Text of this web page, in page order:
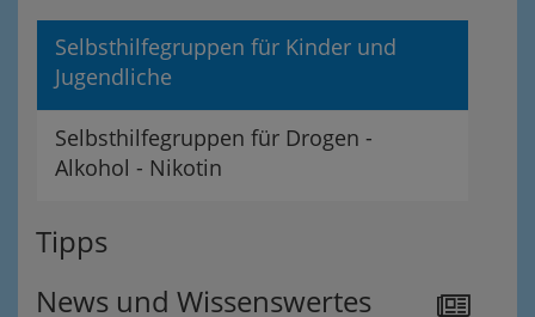
Selbsthilfegruppen für Kinder und
Jugendliche
Selbsthilfegruppen für Drogen -
Alkohol - Nikotin
Tipps
News und Wissenswertes